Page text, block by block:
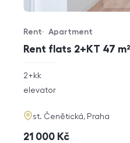
Rent flats 2+KT 47
Offer type
Rent
Property type
Apartment
rozměry
2+kk
funkce
elevator
adresa
st. Čenětická, Praha
cena
21 000 Kč